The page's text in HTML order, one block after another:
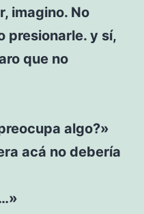
imagino. No
presionarle. y sí,
que no
algo?»
acá no debería